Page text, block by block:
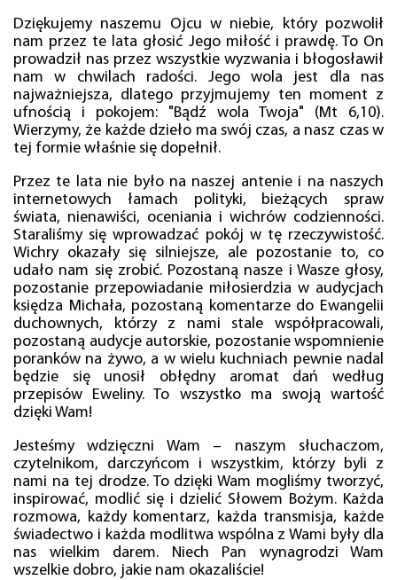
Dziękujemy naszemu Ojcu w niebie, który pozwolił
nam przez te lata głosić Jego miłość i prawdę. To On
prowadził nas przez wszystkie wyzwania i błogosławił
nam w chwilach radości. Jego wola jest dla nas
najważniejsza, dlatego przyjmujemy ten moment z
ufnością i pokojem: "Bądź wola Twoja" (Mt 6,10).
Wierzymy, że każde dzieło ma swój czas, a nasz czas w
tej formie właśnie się dopełnił.
Przez te lata nie było na naszej antenie i na naszych
internetowych łamach polityki, bieżących spraw
świata, nienawiści, oceniania i wichrów codzienności.
Staraliśmy się wprowadzać pokój w tę rzeczywistość.
Wichry okazały się silniejsze, ale pozostanie to, co
udało nam się zrobić. Pozostaną nasze i Wasze głosy,
pozostanie przepowiadanie miłosierdzia w audycjach
księdza Michała, pozostaną komentarze do Ewangelii
duchownych, którzy z nami stale współpracowali,
pozostaną audycje autorskie, pozostanie wspomnienie
poranków na żywo, a w wielu kuchniach pewnie nadal
będzie się unosił obłędny aromat dań według
przepisów Eweliny. To wszystko ma swoją wartość
dzięki Wam!
Jesteśmy wdzięczni Wam – naszym słuchaczom,
czytelnikom, darczyńcom i wszystkim, którzy byli z
nami na tej drodze. To dzięki Wam mogliśmy tworzyć,
inspirować, modlić się i dzielić Słowem Bożym. Każda
rozmowa, każdy komentarz, każda transmisja, każde
świadectwo i każda modlitwa wspólna z Wami były dla
nas wielkim darem. Niech Pan wynagrodzi Wam
wszelkie dobro, jakie nam okazaliście!